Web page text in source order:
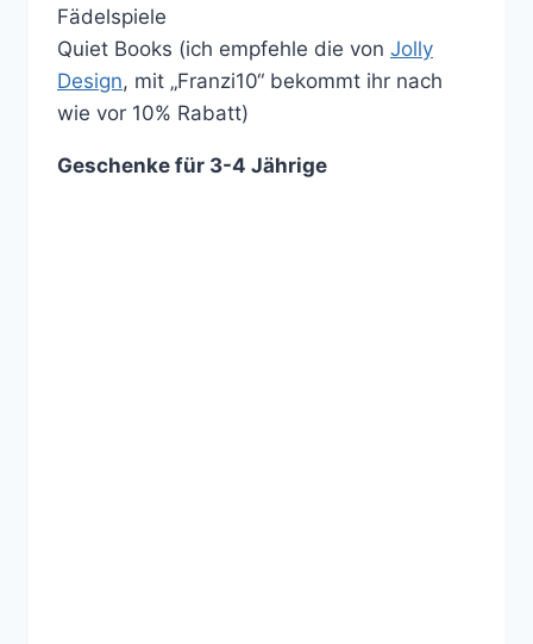
Fädelspiele
Quiet Books (ich empfehle die von Jolly
Design, mit „Franzi10“ bekommt ihr nach
wie vor 10% Rabatt)
Geschenke für 3-4 Jährige